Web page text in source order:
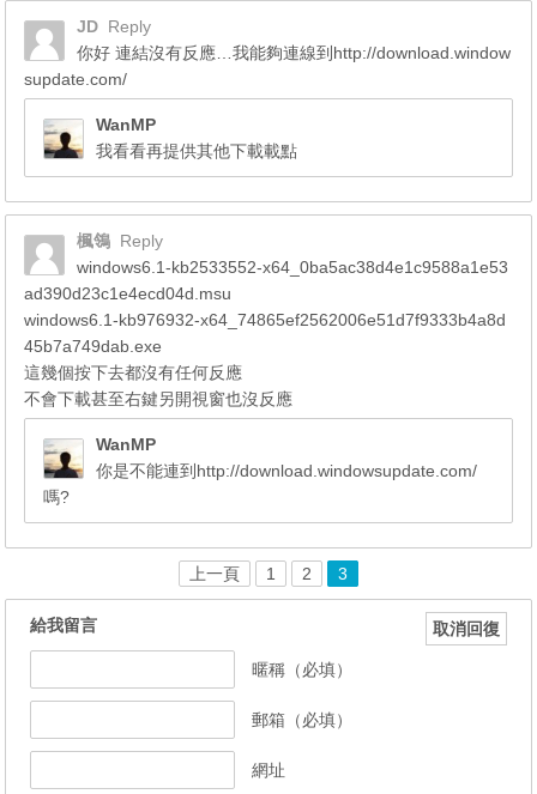
JD Reply
你好 連結沒有反應…我能夠連線到http://download.window
supdate.com/
WanMP
我看看再提供其他下載載點
楓鴒 Reply
windows6.1-kb2533552-x64_0ba5ac38d4e1c9588a1e53
ad390d23c1e4ecd04d.msu
windows6.1-kb976932-x64_74865ef2562006e51d7f9333b4a8d
45b7a749dab.exe
這幾個按下去都沒有任何反應
不會下載甚至右鍵另開視窗也沒反應
WanMP
你是不能連到http://download.windowsupdate.com/
嗎?
上一頁 1 2 3
給我留言 取消回復
暱稱（必填）
郵箱（必填）
網址